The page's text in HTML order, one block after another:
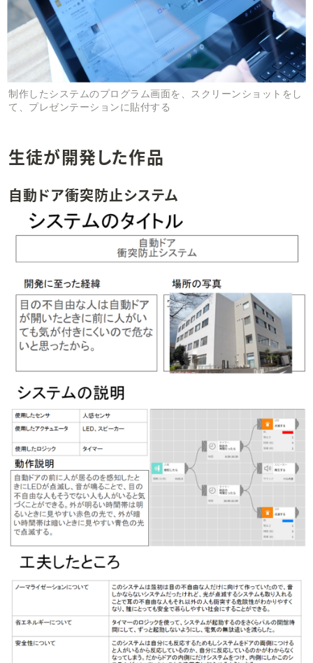
制作したシステムのプログラム画面を、スクリーンショットをし
て、プレゼンテーションに貼付する
生徒が開発した作品
自動ドア衝突防止システム